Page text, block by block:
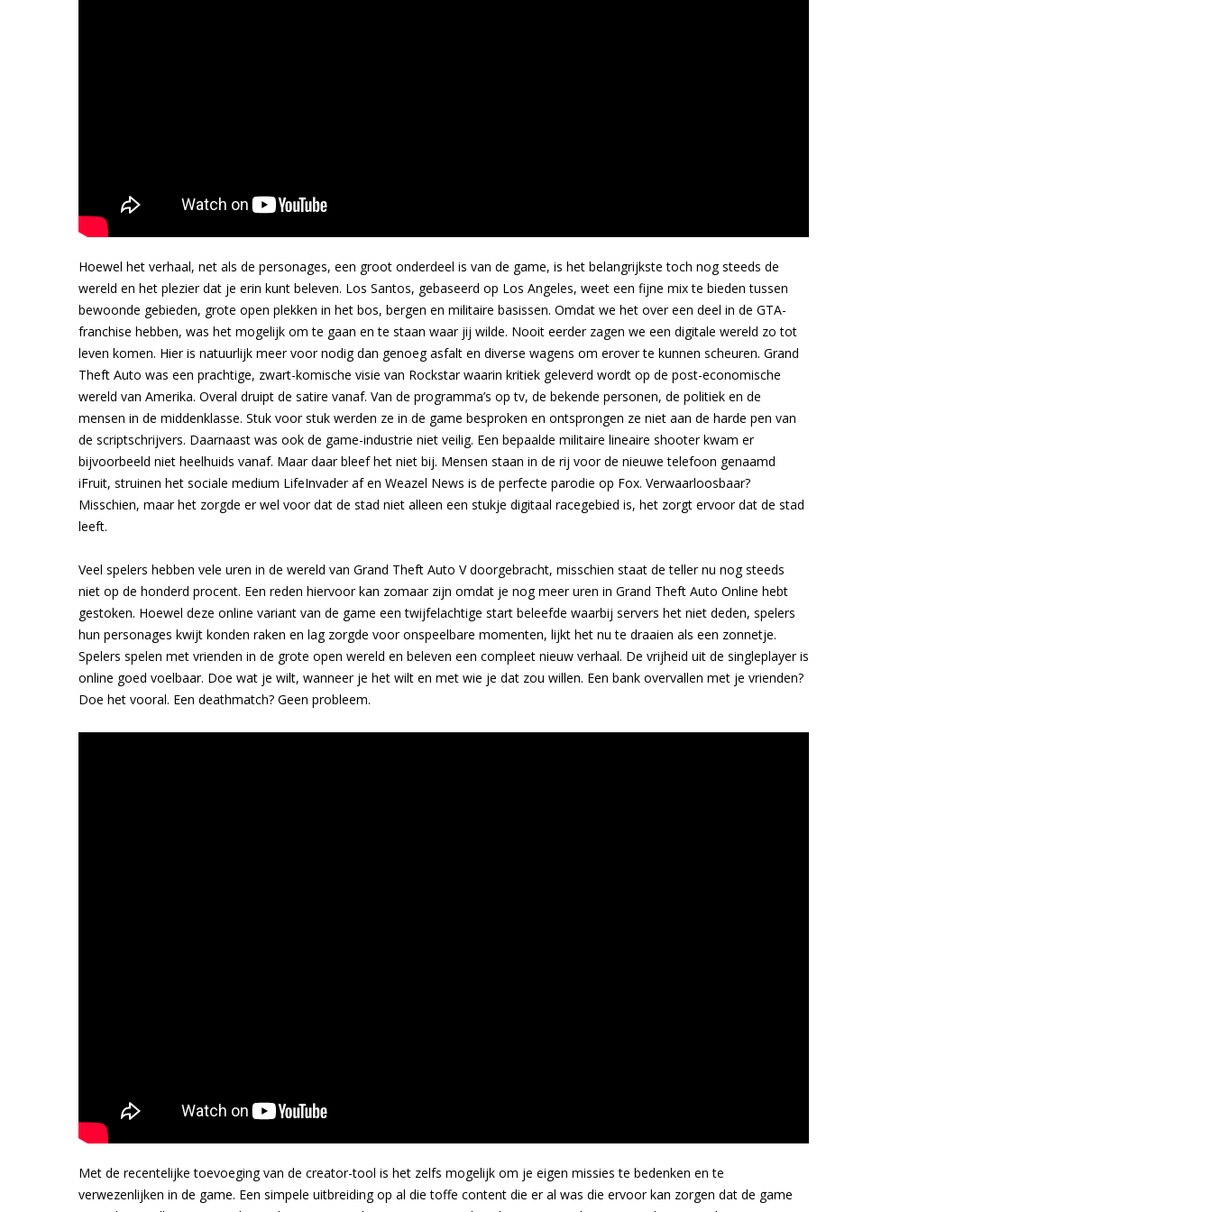
Hoewel het verhaal, net als de personages, een groot onderdeel is van de game, is het belangrijkste toch nog steeds de
wereld en het plezier dat je erin kunt beleven. Los Santos, gebaseerd op Los Angeles, weet een fijne mix te bieden tussen
bewoonde gebieden, grote open plekken in het bos, bergen en militaire basissen. Omdat we het over een deel in de GTA-
franchise hebben, was het mogelijk om te gaan en te staan waar jij wilde. Nooit eerder zagen we een digitale wereld zo tot
leven komen. Hier is natuurlijk meer voor nodig dan genoeg asfalt en diverse wagens om erover te kunnen scheuren. Grand
Theft Auto was een prachtige, zwart-komische visie van Rockstar waarin kritiek geleverd wordt op de post-economische
wereld van Amerika. Overal druipt de satire vanaf. Van de programma’s op tv, de bekende personen, de politiek en de
mensen in de middenklasse. Stuk voor stuk werden ze in de game besproken en ontsprongen ze niet aan de harde pen van
de scriptschrijvers. Daarnaast was ook de game-industrie niet veilig. Een bepaalde militaire lineaire shooter kwam er
bijvoorbeeld niet heelhuids vanaf. Maar daar bleef het niet bij. Mensen staan in de rij voor de nieuwe telefoon genaamd
iFruit, struinen het sociale medium LifeInvader af en Weazel News is de perfecte parodie op Fox. Verwaarloosbaar?
Misschien, maar het zorgde er wel voor dat de stad niet alleen een stukje digitaal racegebied is, het zorgt ervoor dat de stad
leeft.
Veel spelers hebben vele uren in de wereld van Grand Theft Auto V doorgebracht, misschien staat de teller nu nog steeds
niet op de honderd procent. Een reden hiervoor kan zomaar zijn omdat je nog meer uren in Grand Theft Auto Online hebt
gestoken. Hoewel deze online variant van de game een twijfelachtige start beleefde waarbij servers het niet deden, spelers
hun personages kwijt konden raken en lag zorgde voor onspeelbare momenten, lijkt het nu te draaien als een zonnetje.
Spelers spelen met vrienden in de grote open wereld en beleven een compleet nieuw verhaal. De vrijheid uit de singleplayer is
online goed voelbaar. Doe wat je wilt, wanneer je het wilt en met wie je dat zou willen. Een bank overvallen met je vrienden?
Doe het vooral. Een deathmatch? Geen probleem.
Met de recentelijke toevoeging van de creator-tool is het zelfs mogelijk om je eigen missies te bedenken en te
verwezenlijken in de game. Een simpele uitbreiding op al die toffe content die er al was die ervoor kan zorgen dat de game